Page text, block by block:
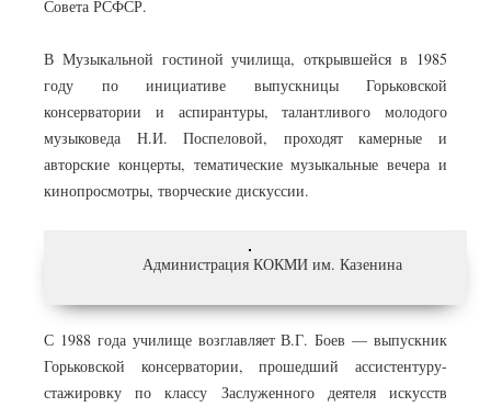
Совета РСФСР.
В Музыкальной гостиной училища, открывшейся в 1985
году по инициативе выпускницы Горьковской
консерватории и аспирантуры, талантливого молодого
музыковеда Н.И. Поспеловой, проходят камерные и
авторские концерты, тематические музыкальные вечера и
кинопросмотры, творческие дискуссии.
Администрация КОКМИ им. Казенина
С 1988 года училище возглавляет В.Г. Боев — выпускник
Горьковской консерватории, прошедший ассистентуру-
стажировку по классу Заслуженного деятеля искусств